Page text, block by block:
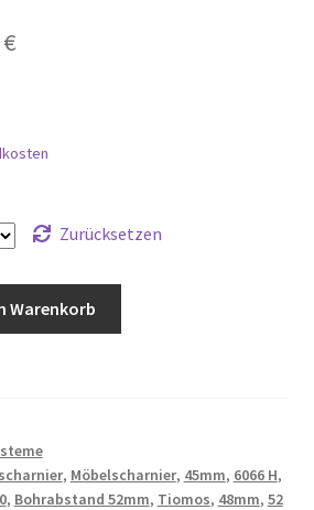
€
Zurücksetzen
Warenkorb
, Möbelscharnier, 45mm, 6066 H,
, Bohrabstand 52mm, Tiomos, 48mm, 52